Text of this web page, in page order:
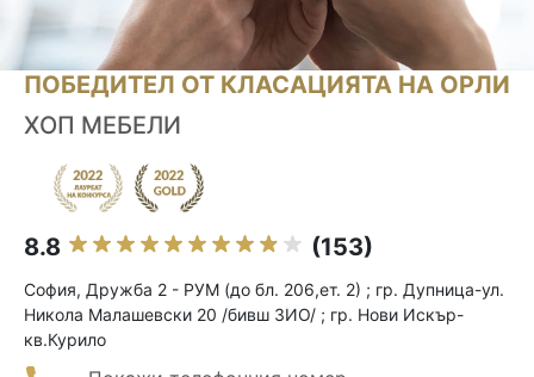
ПОБЕДИТЕЛ ОТ КЛАСАЦИЯТА НА ОРЛИ
ХОП МЕБЕЛИ
8.8 (153)
София, Дружба 2 - РУМ (до бл. 206,ет. 2) ; гр. Дупница-ул.
Никола Малашевски 20 /бивш ЗИО/ ; гр. Нови Искър-
кв.Курило